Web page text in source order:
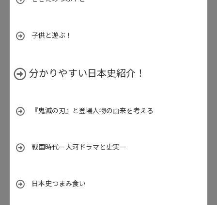
子供と遊ぶ！
分かりやすい日本史紹介！
『鬼滅の刃』と登場人物の由来を考える
戦国時代ー大河ドラマと史実ー
日本史つまみ食い